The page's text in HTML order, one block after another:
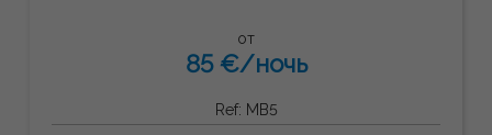
от
85 €/ночь
Ref: MB5